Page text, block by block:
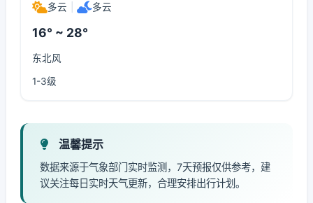
多云 多云
16° ~ 28°
东北风
1-3级
温馨提示
数据来源于气象部门实时监测，7天预报仅供参考，建
议关注每日实时天气更新，合理安排出行计划。